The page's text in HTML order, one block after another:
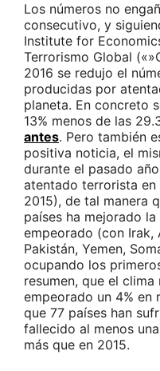
Los números no
consecutivo, y
Institute for
Terrorismo Global
2016 se redujo el
producidas por
planeta. En concreto
13% menos de las
antes. Pero también
positiva noticia, el
durante el pasado
atentado terrorista en
2015), de tal manera
países ha mejorado
empeorado (con Irak,
Pakistán, Yemen,
ocupando los
resumen, que el
empeorado un 4% en
que 77 países han
fallecido al menos
más que en 2015.